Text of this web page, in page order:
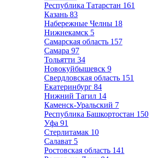
Республика Татарстан 161
Казань 83
Набережные Челны 18
Нижнекамск 5
Самарская область 157
Самара 97
Тольятти 34
Новокуйбышевск 9
Свердловская область 151
Екатеринбург 84
Нижний Тагил 14
Каменск-Уральский 7
Республика Башкортостан 150
Уфа 91
Стерлитамак 10
Салават 5
Ростовская область 141